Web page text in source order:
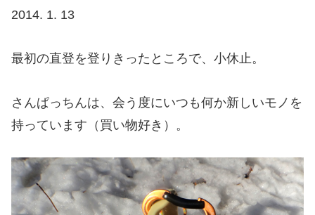
2014. 1. 13
最初の直登を登りきったところで、小休止。
さんぱっちんは、会う度にいつも何か新しいモノを
持っています（買い物好き）。